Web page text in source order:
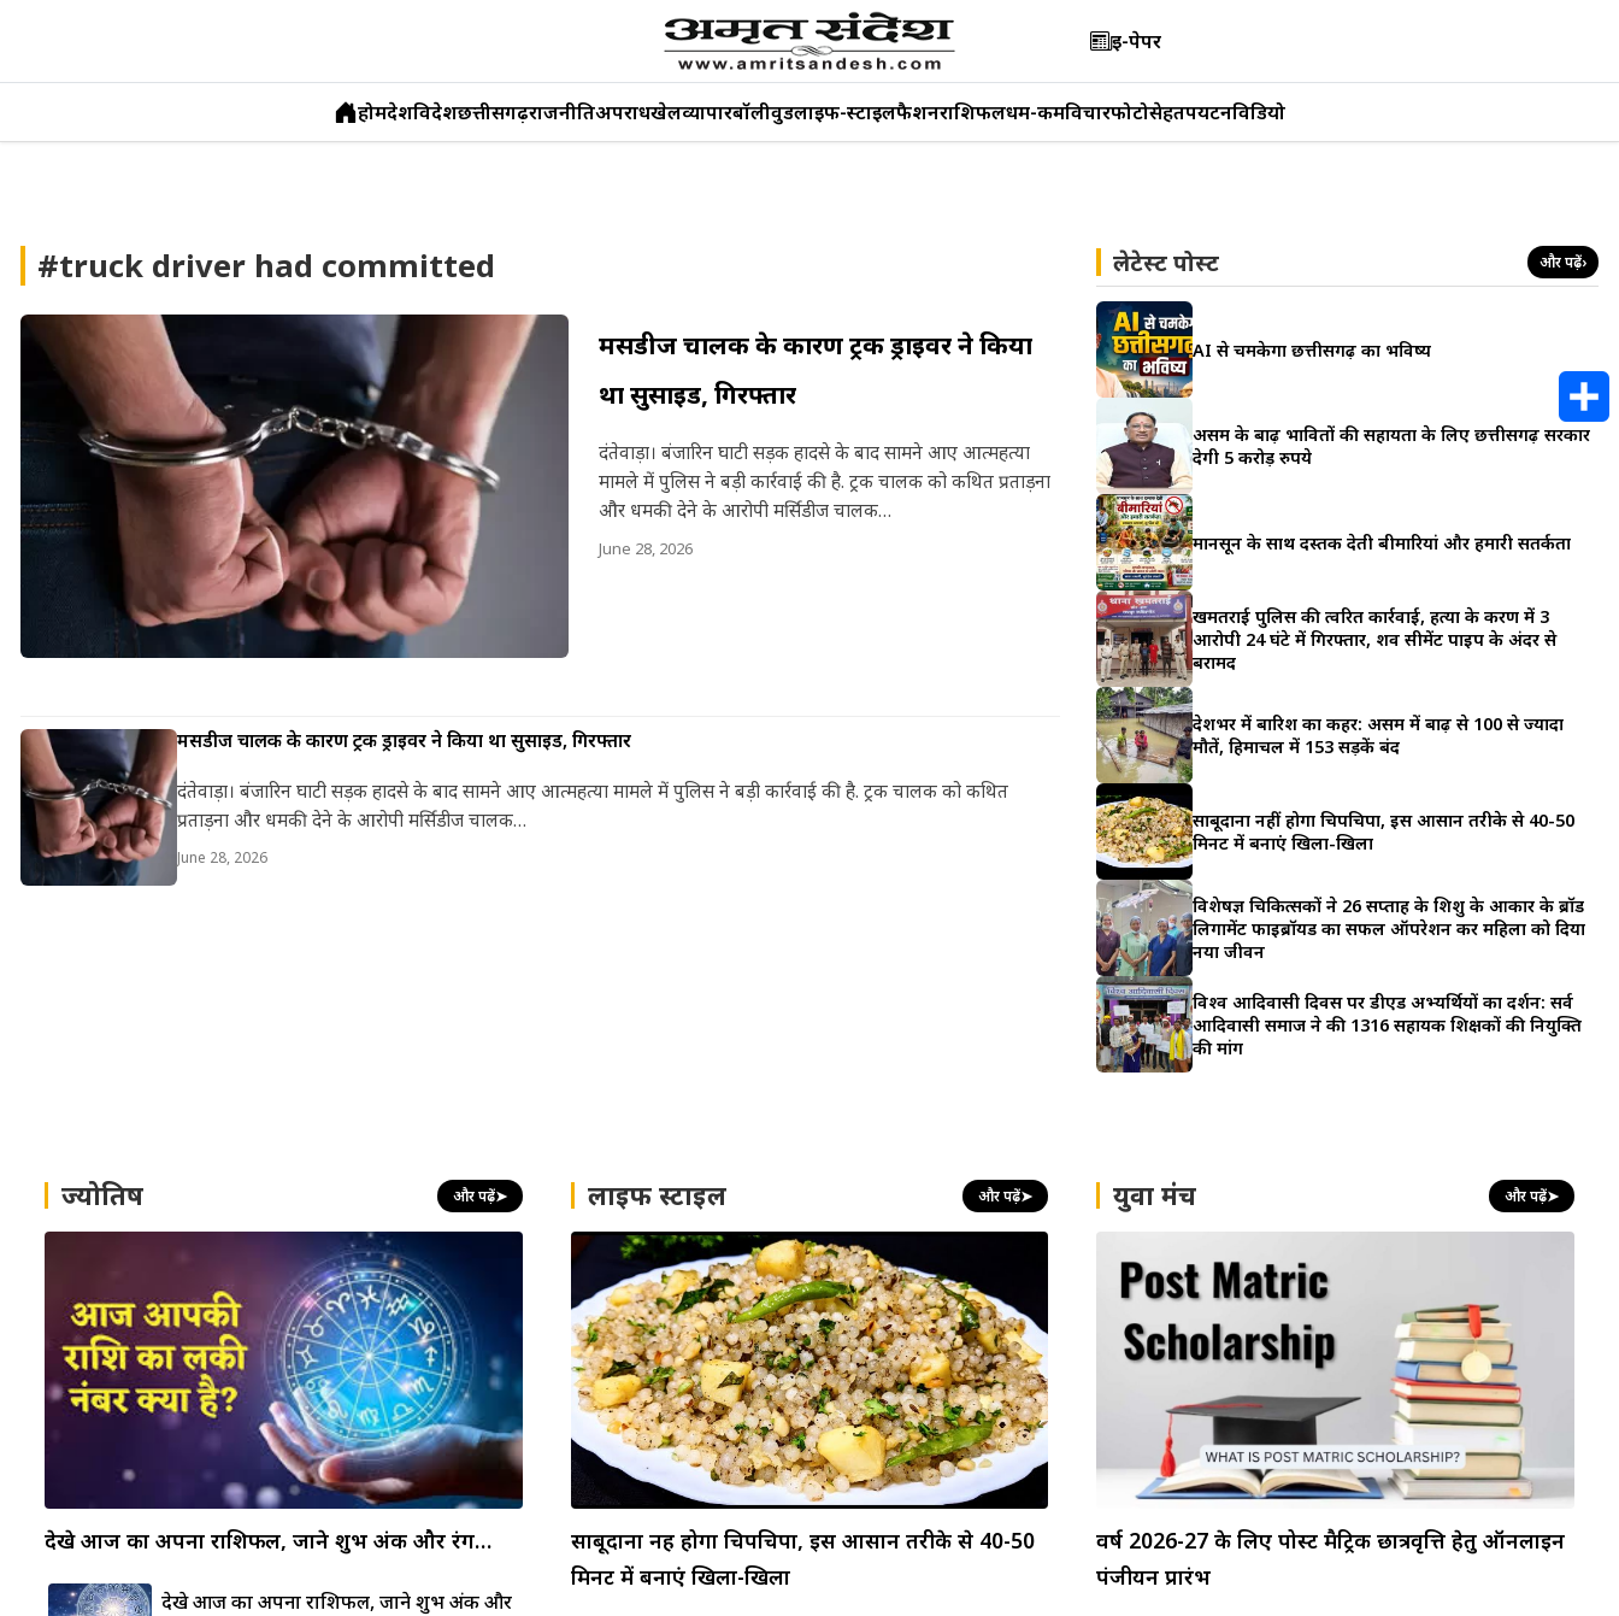
content
ई-पेपर
होमदेशविदेशछत्तीसगढ़राजनीतिअपराधखेलव्यापारबॉलीवुडलाइफ-स्टाइलफैशनराशिफलधर्म-कर्मविचारफोटोसेहतपर्यटनविडियो
#truck driver had committed
मर्सिडीज चालक के कारण ट्रक ड्राइवर ने किया
था सुसाइड, गिरफ्तार
दंतेवाड़ा। बंजारिन घाटी सड़क हादसे के बाद सामने आए आत्महत्या
मामले में पुलिस ने बड़ी कार्रवाई की है. ट्रक चालक को कथित प्रताड़ना
और धमकी देने के आरोपी मर्सिडीज चालक…
June 28, 2026
मर्सिडीज चालक के कारण ट्रक ड्राइवर ने किया था सुसाइड, गिरफ्तार
दंतेवाड़ा। बंजारिन घाटी सड़क हादसे के बाद सामने आए आत्महत्या मामले में पुलिस ने बड़ी कार्रवाई की है. ट्रक चालक को कथित
प्रताड़ना और धमकी देने के आरोपी मर्सिडीज चालक…
June 28, 2026
लेटेस्ट पोस्ट और पढ़ें›
AI से चमकेगा छत्तीसगढ़ का भविष्य
असम के बाढ़ प्रभावितों की सहायता के लिए छत्तीसगढ़ सरकार
देगी 5 करोड़ रुपये
मानसून के साथ दस्तक देती बीमारियां और हमारी सतर्कता
खमतराई पुलिस की त्वरित कार्रवाई, हत्या के प्रकरण में 3
आरोपी 24 घंटे में गिरफ्तार, शव सीमेंट पाइप के अंदर से
बरामद
देशभर में बारिश का कहर: असम में बाढ़ से 100 से ज्यादा
मौतें, हिमाचल में 153 सड़कें बंद
साबूदाना नहीं होगा चिपचिपा, इस आसान तरीके से 40-50
मिनट में बनाएं खिला-खिला
विशेषज्ञ चिकित्सकों ने 26 सप्ताह के शिशु के आकार के ब्रॉड
लिगामेंट फाइब्रॉयड का सफल ऑपरेशन कर महिला को दिया
नया जीवन
विश्व आदिवासी दिवस पर डीएड अभ्यर्थियों का प्रदर्शन: सर्व
आदिवासी समाज ने की 1316 सहायक शिक्षकों की नियुक्ति
की मांग
ज्योतिष और पढ़ें➤
देखे आज का अपना राशिफल, जाने शुभ अंक और रंग…
देखे आज का अपना राशिफल, जाने शुभ अंक और
लाइफ स्टाइल और पढ़ें➤
साबूदाना नहीं होगा चिपचिपा, इस आसान तरीके से 40-50
मिनट में बनाएं खिला-खिला
युवा मंच और पढ़ें➤
वर्ष 2026-27 के लिए पोस्ट मैट्रिक छात्रवृत्ति हेतु ऑनलाइन
पंजीयन प्रारंभ
S
a